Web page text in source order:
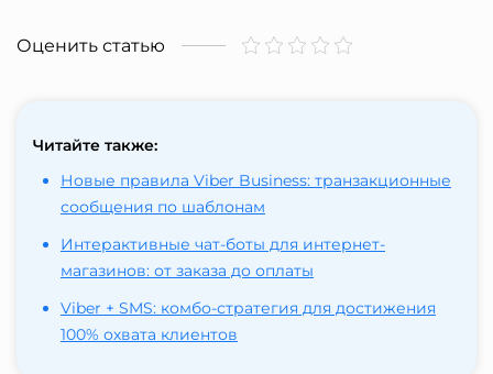
Оценить статью
Читайте также:
Новые правила Viber Business: транзакционные
сообщения по шаблонам
Интерактивные чат-боты для интернет-
магазинов: от заказа до оплаты
Viber + SMS: комбо-стратегия для достижения
100% охвата клиентов